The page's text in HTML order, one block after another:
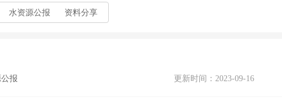
水资源公报 资料分享
报 更新时间：2023-09-16